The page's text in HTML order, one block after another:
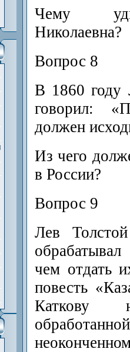
Чему
Николаевна?
Вопрос 8
В 1860 году
говорил:
должен
Из чего
в России?
Вопрос 9
Лев
чем отдать
повесть